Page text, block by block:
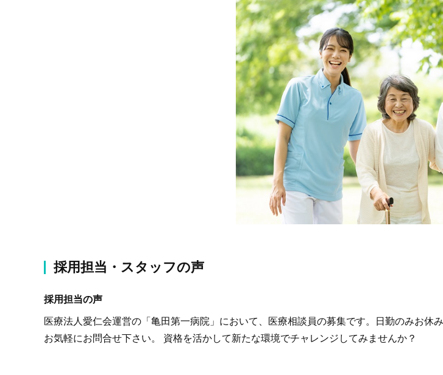
採用担当・スタッフの声
採用担当の声
医療法人愛仁会運営の「亀田第一病院」において、医療相談員の募集です。日勤のみお
お気軽にお問合せ下さい。 資格を活かして新たな環境でチャレンジしてみませんか？